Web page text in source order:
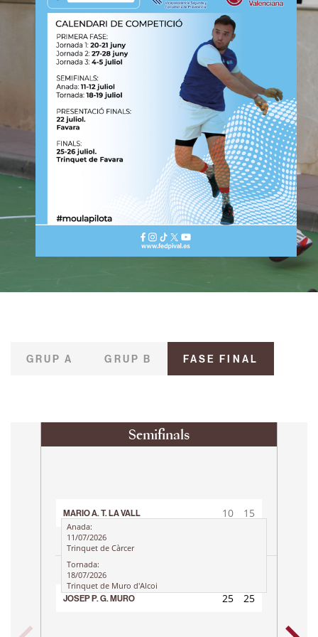
GRUP A GRUP B FASE FINAL
Semifinals
MARIO A. T. LA VALL
10
15
JOSEP P. G. MURO
25
25
Anada:
11/07/2026
Trinquet de Càrcer
Tornada:
18/07/2026
Trinquet de Muro d'Alcoi